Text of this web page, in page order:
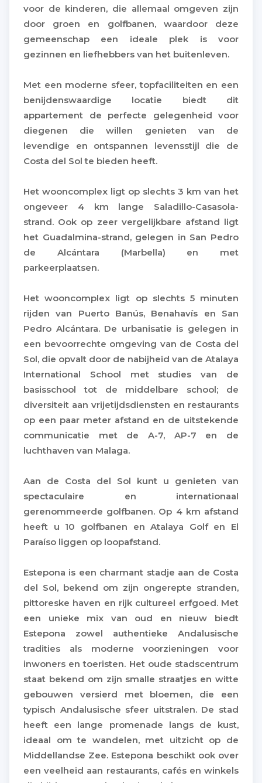
voor de kinderen, die allemaal omgeven zijn
door groen en golfbanen, waardoor deze
gemeenschap een ideale plek is voor
gezinnen en liefhebbers van het buitenleven.
Met een moderne sfeer, topfaciliteiten en een
benijdenswaardige locatie biedt dit
appartement de perfecte gelegenheid voor
diegenen die willen genieten van de
levendige en ontspannen levensstijl die de
Costa del Sol te bieden heeft.
Het wooncomplex ligt op slechts 3 km van het
ongeveer 4 km lange Saladillo-Casasola-
strand. Ook op zeer vergelijkbare afstand ligt
het Guadalmina-strand, gelegen in San Pedro
de Alcántara (Marbella) en met
parkeerplaatsen.
Het wooncomplex ligt op slechts 5 minuten
rijden van Puerto Banús, Benahavís en San
Pedro Alcántara. De urbanisatie is gelegen in
een bevoorrechte omgeving van de Costa del
Sol, die opvalt door de nabijheid van de Atalaya
International School met studies van de
basisschool tot de middelbare school; de
diversiteit aan vrijetijdsdiensten en restaurants
op een paar meter afstand en de uitstekende
communicatie met de A-7, AP-7 en de
luchthaven van Malaga.
Aan de Costa del Sol kunt u genieten van
spectaculaire en internationaal
gerenommeerde golfbanen. Op 4 km afstand
heeft u 10 golfbanen en Atalaya Golf en El
Paraíso liggen op loopafstand.
Estepona is een charmant stadje aan de Costa
del Sol, bekend om zijn ongerepte stranden,
pittoreske haven en rijk cultureel erfgoed. Met
een unieke mix van oud en nieuw biedt
Estepona zowel authentieke Andalusische
tradities als moderne voorzieningen voor
inwoners en toeristen. Het oude stadscentrum
staat bekend om zijn smalle straatjes en witte
gebouwen versierd met bloemen, die een
typisch Andalusische sfeer uitstralen. De stad
heeft een lange promenade langs de kust,
ideaal om te wandelen, met uitzicht op de
Middellandse Zee. Estepona beschikt ook over
een veelheid aan restaurants, cafés en winkels